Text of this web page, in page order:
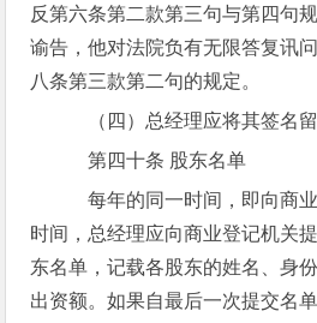
反第六条第二款第三句与第四句
谕告，他对法院负有无限答复讯
八条第三款第二句的规定。
（四）总经理应将其签名留
第四十条 股东名单
每年的同一时间，即向商
时间，总经理应向商业登记机关
东名单，记载各股东的姓名、身
出资额。如果自最后一次提交名